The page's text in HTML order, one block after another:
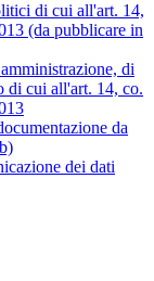
di cui all'art. 14,
(da pubblicare in
di
di cui all'art. 14, co.
da
dei dati